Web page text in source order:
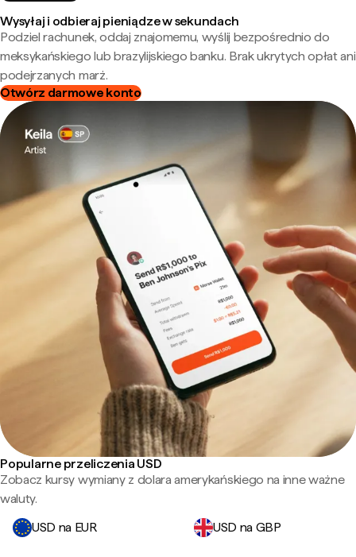
Wysyłaj i odbieraj pieniądze w sekundach
Podziel rachunek, oddaj znajomemu, wyślij bezpośrednio do
meksykańskiego lub brazylijskiego banku. Brak ukrytych opłat ani
podejrzanych marż.
Otwórz darmowe konto
Popularne przeliczenia USD
Zobacz kursy wymiany z dolara amerykańskiego na inne ważne
waluty.
USD na EUR
USD na GBP